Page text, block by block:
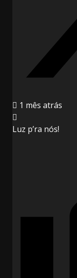
1 mês atrás
Luz p’ra nós!